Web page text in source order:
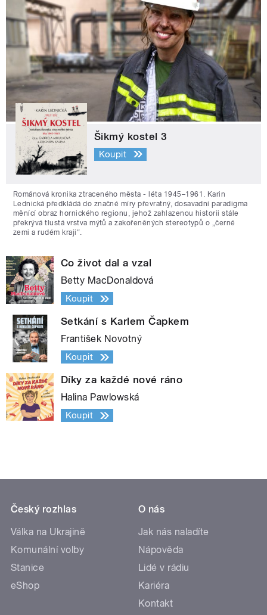
Šikmý kostel 3
Koupit
Románová kronika ztraceného města - léta 1945–1961. Karin
Lednická předkládá do značné míry převratný, dosavadní paradigma
měnící obraz hornického regionu, jehož zahlazenou historii stále
překrývá tlustá vrstva mýtů a zakořeněných stereotypů o „černé
zemi a rudém kraji“.
Co život dal a vzal
Betty MacDonaldová
Koupit
Setkání s Karlem Čapkem
František Novotný
Koupit
Díky za každé nové ráno
Halina Pawlowská
Koupit
Český rozhlas
Válka na Ukrajině
Komunální volby
Stanice
eShop
O nás
Jak nás naladíte
Nápověda
Lidé v rádiu
Kariéra
Kontakt